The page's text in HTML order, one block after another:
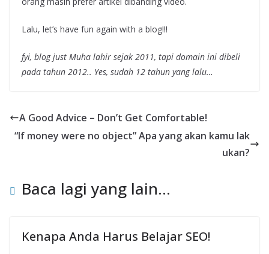
Lalu, let’s have fun again with a blog!!!
fyi, blog just Muha lahir sejak 2011, tapi domain ini dibeli
pada tahun 2012.. Yes, sudah 12 tahun yang lalu…
A Good Advice – Don’t Get Comfortable!
“If money were no object” Apa yang akan kamu lak
ukan?
Baca lagi yang lain...
Kenapa Anda Harus Belajar SEO!